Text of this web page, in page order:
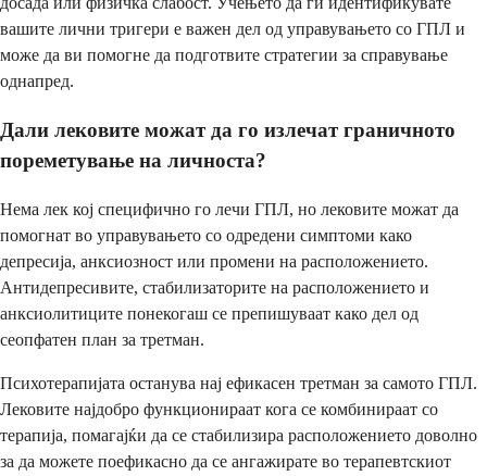
вашите лични тригери е важен дел од управувањето со ГПЛ и
може да ви помогне да подготвите стратегии за справување
однапред.
Дали лековите можат да го излечат граничното
пореметување на личноста?
Нема лек кој специфично го лечи ГПЛ, но лековите можат да
помогнат во управувањето со одредени симптоми како
депресија, анксиозност или промени на расположението.
Антидепресивите, стабилизаторите на расположението и
анксиолитиците понекогаш се препишуваат како дел од
сеопфатен план за третман.
Психотерапијата останува нај ефикасен третман за самото ГПЛ.
Лековите најдобро функционираат кога се комбинираат со
терапија, помагајќи да се стабилизира расположението доволно
за да можете поефикасно да се ангажирате во терапевтскиот